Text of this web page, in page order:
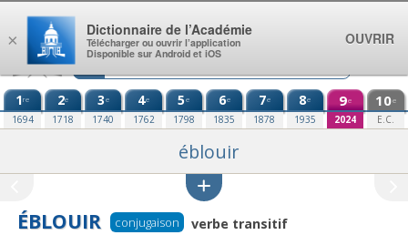
Aller au contenu
1re
1694
2e
1718
3e
1740
4e
1762
5e
1798
6e
1835
7e
1878
8e
1935
9e
2024
10e
E.C.
éblouir
ÉBLOUIR conjugaison verbe transitif
×
Dictionnaire de l’Académie
Télécharger ou ouvrir l’application
Disponible sur Android et iOS
OUVRIR